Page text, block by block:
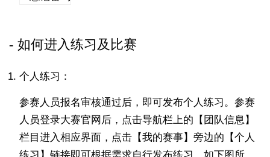
如何进入练习及比赛
个人练习：
参赛人员报名审核通过后，即可发布个人练习。参赛
人员登录大赛官网后，点击导航栏上的【团队信息】
栏目进入相应界面，点击【我的赛事】旁边的【个人